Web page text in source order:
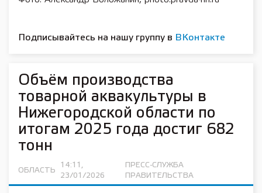
Подписывайтесь на нашу группу в ВКонтакте
Объём производства
товарной аквакультуры в
Нижегородской области по
итогам 2025 года достиг 682
тонн
ОБЛАСТЬ
14:11,
23/01/2026
ПРЕСС-СЛУЖБА
ПРАВИТЕЛЬСТВА